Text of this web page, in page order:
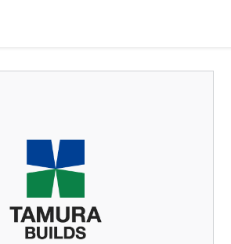
る基本方針
ントに対する基本方針